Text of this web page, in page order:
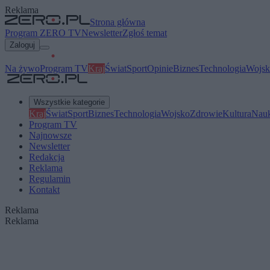
Reklama
Strona główna
Program ZERO TVNewsletterZgłoś temat
Zaloguj
Na żywoProgram TVKrajŚwiatSportOpinieBiznesTechnologia
Wszystkie kategorie
KrajŚwiatSportBiznesTechnologiaWojskoZdrowieKultura
Program TV
Najnowsze
Newsletter
Redakcja
Reklama
Regulamin
Kontakt
Reklama
Reklama